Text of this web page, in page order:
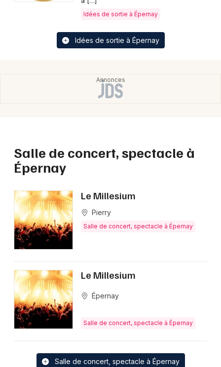
Idées de sortie à Épernay
Idées de sortie à Épernay
Salle de concert, spectacle à
Épernay
Le Millesium
Pierry
Salle de concert, spectacle à Épernay
Le Millesium
Épernay
Salle de concert, spectacle à Épernay
Salle de concert, spectacle à Épernay